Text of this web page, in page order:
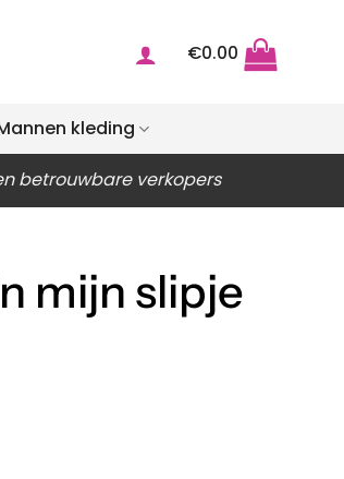
€0.00
kleding
betrouwbare verkopers
mijn slipje